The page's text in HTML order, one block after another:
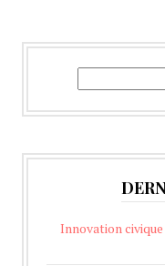
Innovation